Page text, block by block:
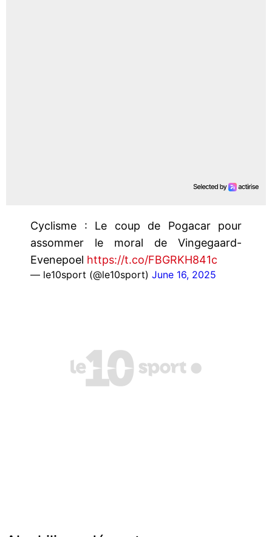
Cyclisme : Le coup de Pogacar pour
assommer le moral de Vingegaard-
Evenepoel https://t.co/FBGRKH841c
— le10sport (@le10sport) June 16, 2025